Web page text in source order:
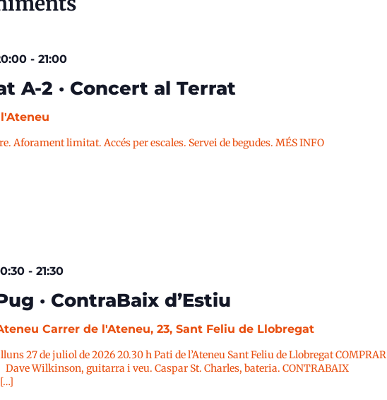
- 21:00
A-2 · Concert al Terrat
Aforament limitat. Accés per escales. Servei de begudes. MÉS INFO
- 21:30
· ContraBaix d’Estiu
Carrer de l'Ateneu, 23, Sant Feliu de Llobregat
27 de juliol de 2026 20.30 h Pati de l’Ateneu Sant Feliu de Llobregat COMPRAR
Dave Wilkinson, guitarra i veu. Caspar St. Charles, bateria. CONTRABAIX